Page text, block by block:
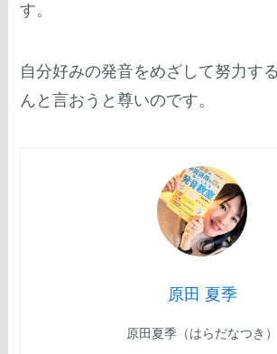
す。
自分好みの発音をめざして努力す
んと言おうと尊いのです。
原田 夏季
原田夏季（はらだなつき）